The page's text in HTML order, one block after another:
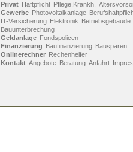
Privat Haftpflicht Pflege,Krankh.
Gewerbe Photovoltaikanlage
IT-Versicherung Elektronik Betriebsgebäude
Bauunterbrechung
Geldanlage Fondspolicen
Finanzierung Baufinanzierung Bausparen
Onlinerechner Rechenhelfer
Kontakt Angebote Beratung Anfahrt